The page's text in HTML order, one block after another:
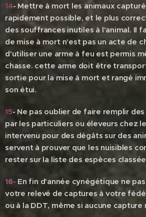
14- Mettre à mort les animaux
rapidement possible, et le plus
des souffrances inutiles à l'animal. Il
de mise à mort n'est pas un acte de
d'utiliser une arme à feu est permis
chasse. cette arme doit être
sortie pour la mise à mort et rangé
son étui.
15- Ne pas oublier de faire remplir
par les particuliers ou éleveurs chez
intervenu pour des dégâts sur des
servent à prouver que les nuisibles
rester sur la liste des espèces
16- En fin d'année cynégétique ne
votre relevé de captures à votre
ou à la DDT, même si aucune capture